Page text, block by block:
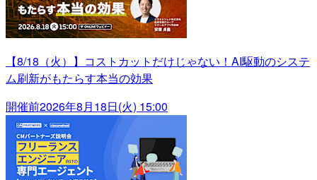
【8/18（火）】コストカットだけじゃない！AI駆動のシステ
ム刷新がもたらす本当の効果
開催前2026年8月18日(火) 15:00